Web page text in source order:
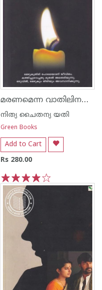
മരണമെന്ന വാതിലിനപ്പുറം
നിത്യ ചൈതന്യ യതി
Green Books
Add to Cart
Rs 280.00
5
4
3
2
1